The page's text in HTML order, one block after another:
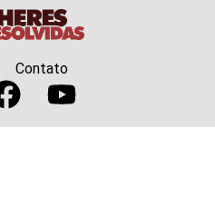
Contato